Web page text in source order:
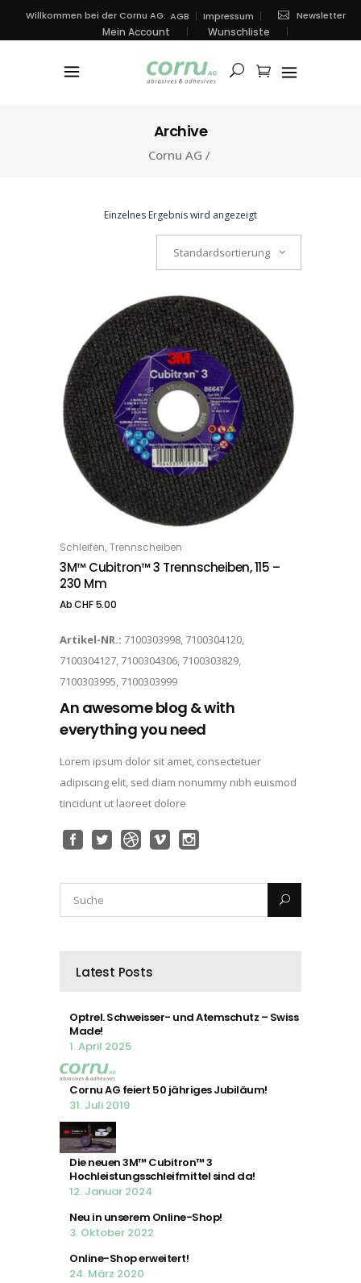
Willkommen bei der Cornu AG. AGB Impressum Newsletter
Mein Account Wunschliste
Archive
Cornu AG /
Einzelnes Ergebnis wird angezeigt
Standardsortierung
OPTIONS
Schleifen,Trennscheiben
3M™ Cubitron™ 3 Trennscheiben, 115 –
230 Mm
AbCHF5.00
Artikel-NR.: 7100303998, 7100304120,
7100304127, 7100304306, 7100303829,
7100303995, 7100303999
An awesome blog & with
everything you need
Lorem ipsum dolor sit amet, consectetuer
adipiscing elit, sed diam nonummy nibh euismod
tincidunt ut laoreet dolore
Latest Posts
Optrel. Schweisser- und Atemschutz – Swiss
Made!
1. April 2025
Cornu AG feiert 50 jähriges Jubiläum!
31. Juli 2019
Die neuen 3M™ Cubitron™ 3
Hochleistungsschleifmittel sind da!
12. Januar 2024
Neu in unserem Online-Shop!
3. Oktober 2022
Online-Shop erweitert!
24. März 2020